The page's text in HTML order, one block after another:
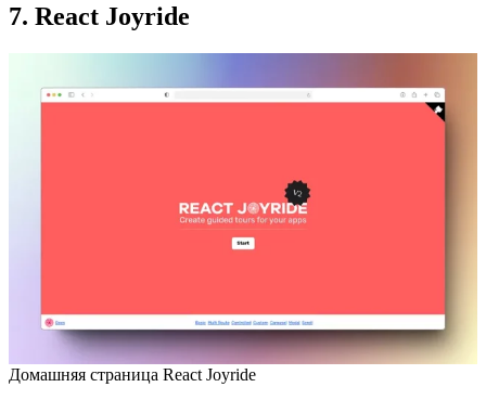
7. React Joyride
Домашняя страница React Joyride